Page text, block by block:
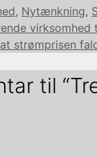
, Nytænkning,
virksomhed
strømprisen
til